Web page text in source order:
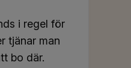
i regel för
tjänar man
bo där.